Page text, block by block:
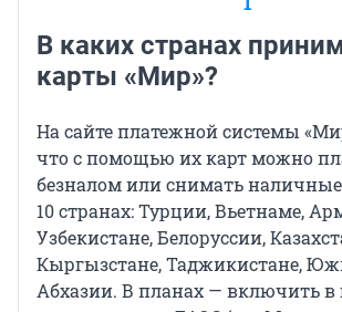
В каких странах
карты «Мир»?
На сайте платежной системы
что с помощью их карт можно
безналом или снимать
10 странах: Турции, Вьетнаме,
Узбекистане, Белоруссии,
Кыргызстане, Таджикистане,
Абхазии. В планах — включить в